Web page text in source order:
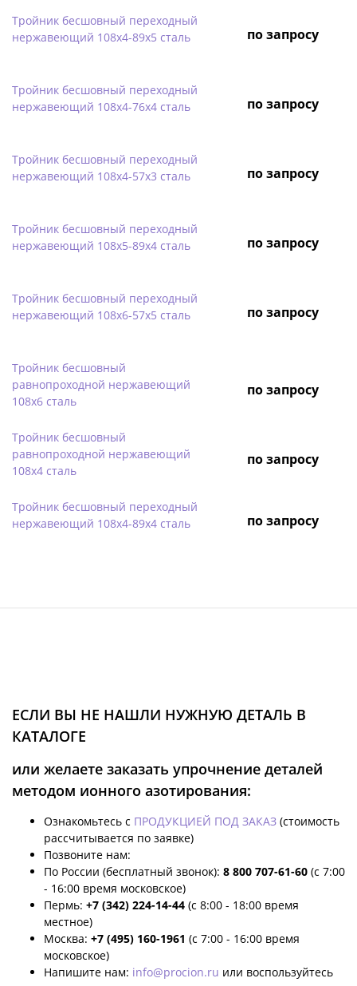
Тройник бесшовный переходный
нержавеющий 108х4-89х5 сталь
по запросу
Тройник бесшовный переходный
нержавеющий 108х4-76х4 сталь
по запросу
Тройник бесшовный переходный
нержавеющий 108х4-57х3 сталь
по запросу
Тройник бесшовный переходный
нержавеющий 108х5-89х4 сталь
по запросу
Тройник бесшовный переходный
нержавеющий 108х6-57х5 сталь
по запросу
Тройник бесшовный
равнопроходной нержавеющий
108х6 сталь
по запросу
Тройник бесшовный
равнопроходной нержавеющий
108х4 сталь
по запросу
Тройник бесшовный переходный
нержавеющий 108х4-89х4 сталь
по запросу
ЕСЛИ ВЫ НЕ НАШЛИ НУЖНУЮ ДЕТАЛЬ В
КАТАЛОГЕ
или желаете заказать упрочнение деталей
методом ионного азотирования:
Ознакомьтесь с ПРОДУКЦИЕЙ ПОД ЗАКАЗ (стоимость
рассчитывается по заявке)
Позвоните нам:
По России (бесплатный звонок): 8 800 707-61-60 (с 7:00
- 16:00 время московское)
Пермь: +7 (342) 224-14-44 (с 8:00 - 18:00 время
местное)
Москва: +7 (495) 160-1961 (с 7:00 - 16:00 время
московское)
Напишите нам: info@procion.ru или воспользуйтесь